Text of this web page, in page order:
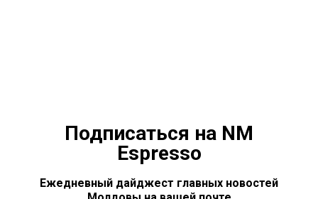
Подписаться на NM
Espresso
Ежедневный дайджест главных новостей